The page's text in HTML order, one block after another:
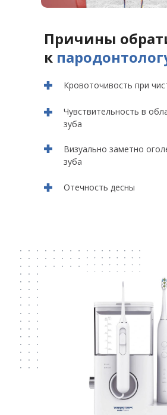
Причины
к
Кровоточивость при
Чувствительность в
зуба
Визуально заметно
зуба
Отечность десны